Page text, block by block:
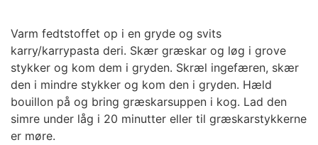
Varm fedtstoffet op i en gryde og svits
karry/karrypasta deri. Skær græskar og løg i grove
stykker og kom dem i gryden. Skræl ingefæren, skær
den i mindre stykker og kom den i gryden. Hæld
bouillon på og bring græskarsuppen i kog. Lad den
simre under låg i 20 minutter eller til græskarstykkerne
er møre.